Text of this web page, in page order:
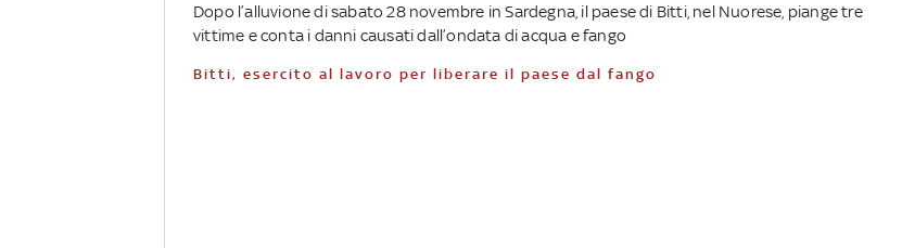
Dopo l’alluvione di sabato 28 novembre in Sardegna, il paese di Bitti, nel Nuorese, piange tre
vittime e conta i danni causati dall’ondata di acqua e fango
Bitti, esercito al lavoro per liberare il paese dal fango